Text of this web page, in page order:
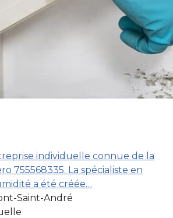
individuelle connue de la
755568335. La spécialiste en
a été créée…
Saint-André